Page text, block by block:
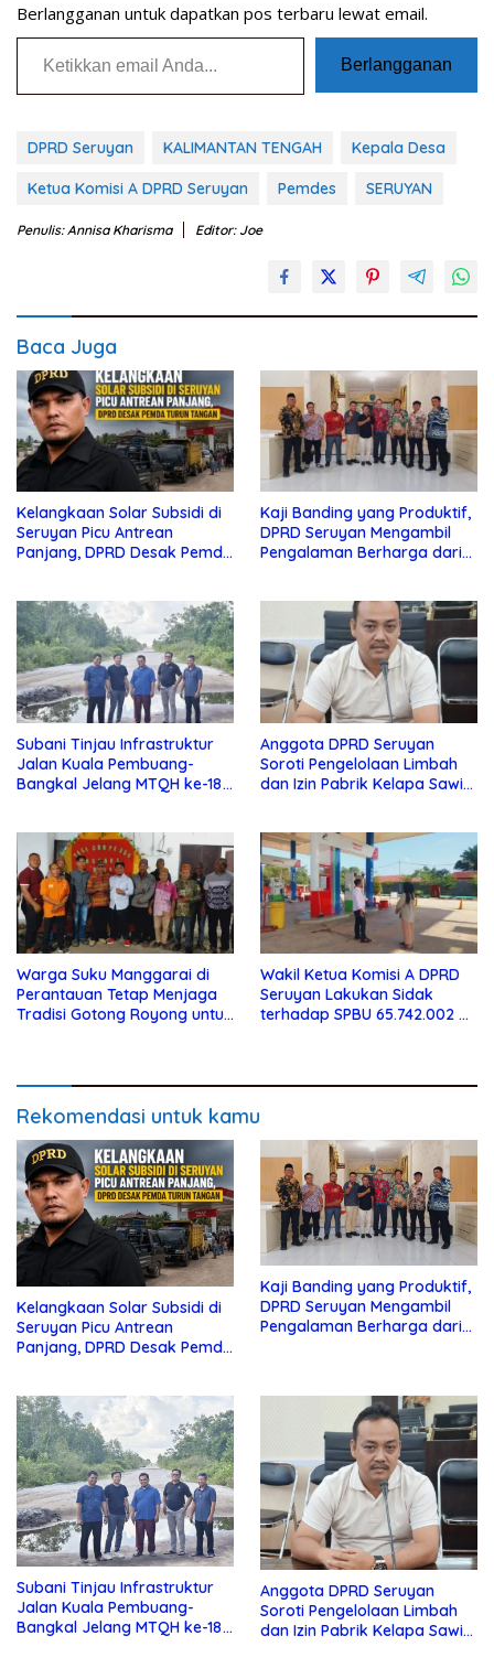
Berlangganan untuk dapatkan pos terbaru lewat email.
Ketikkan email Anda...
Berlangganan
DPRD Seruyan KALIMANTAN TENGAH Kepala Desa
Ketua Komisi A DPRD Seruyan Pemdes SERUYAN
Penulis: Annisa Kharisma Editor: Joe
Baca Juga
Kelangkaan Solar Subsidi di
Seruyan Picu Antrean
Panjang, DPRD Desak Pemda
Kaji Banding yang Produktif,
DPRD Seruyan Mengambil
Pengalaman Berharga dari
Subani Tinjau Infrastruktur
Jalan Kuala Pembuang-
Bangkal Jelang MTQH ke-18
Anggota DPRD Seruyan
Soroti Pengelolaan Limbah
dan Izin Pabrik Kelapa Sawit
Warga Suku Manggarai di
Perantauan Tetap Menjaga
Tradisi Gotong Royong untuk
Wakil Ketua Komisi A DPRD
Seruyan Lakukan Sidak
terhadap SPBU 65.742.002 di
Rekomendasi untuk kamu
Kelangkaan Solar Subsidi di
Seruyan Picu Antrean
Panjang, DPRD Desak Pemda
Kaji Banding yang Produktif,
DPRD Seruyan Mengambil
Pengalaman Berharga dari
Subani Tinjau Infrastruktur
Jalan Kuala Pembuang-
Bangkal Jelang MTQH ke-18
Anggota DPRD Seruyan
Soroti Pengelolaan Limbah
dan Izin Pabrik Kelapa Sawit